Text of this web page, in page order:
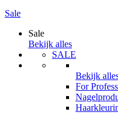
Sale
Sale
Bekijk alles
SALE
Bekijk
For